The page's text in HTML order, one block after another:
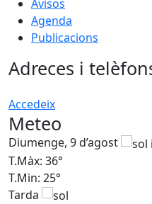
Avisos
Agenda
Publicacions
Adreces i
Accedeix
Meteo
Diumenge, 9 d’agost
T.Màx: 36°
T.Min: 25°
Tarda